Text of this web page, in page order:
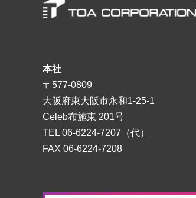
本社
〒577-0809
大阪府東大阪市永和1-25-1
Celeb布施東 201号
TEL 06-6224-7207 （代）
FAX 06-6224-7208